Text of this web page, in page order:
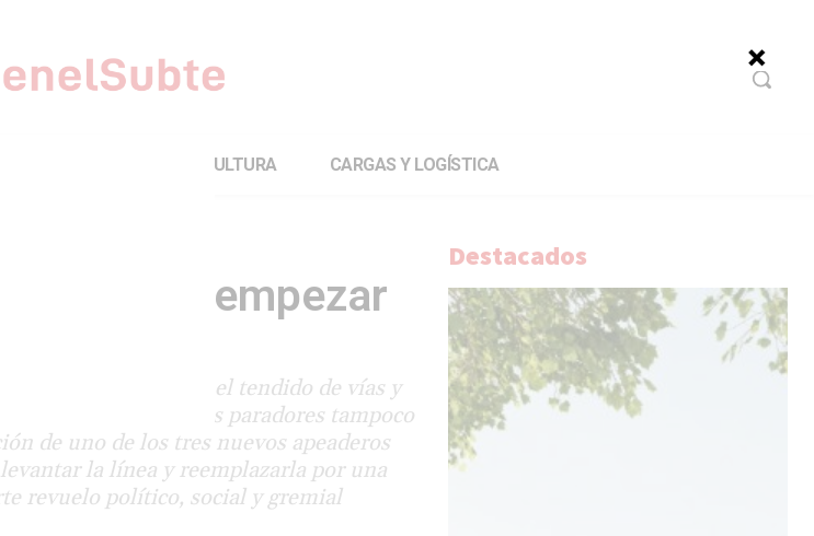
CULTURA CARGAS Y LOGÍSTICA
quiere “empezar
Todavía no arrancó el tendido de vías y
La obra de los paradores tampoco
de uno de los tres nuevos apeaderos
la línea y reemplazarla por una
revuelo político, social y gremial
Destacados